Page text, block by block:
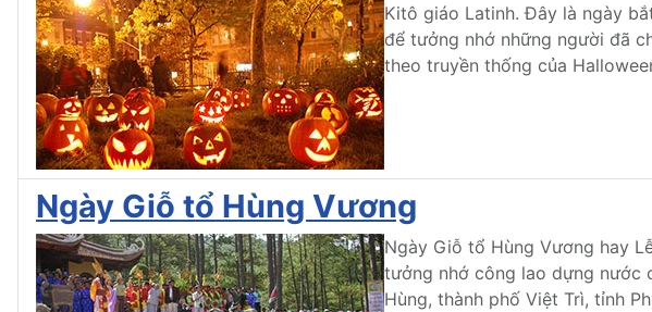
Kitô giáo Latinh. Đây là ngày
để tưởng nhớ những người đã
theo truyền thống của
Ngày Giỗ tổ Hùng Vương
Ngày Giỗ tổ Hùng Vương hay
tưởng nhớ công lao dựng nước
Hùng, thành phố Việt Trì, tỉnh